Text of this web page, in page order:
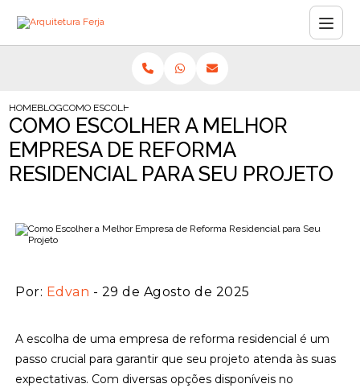
HOMEBLOGCOMO ESCOLHER A MELHOR EMPRESA DE REFORMA
COMO ESCOLHER A MELHOR
EMPRESA DE REFORMA
RESIDENCIAL PARA SEU PROJETO
Por: Edvan - 29 de Agosto de 2025
A escolha de uma empresa de reforma residencial é um
passo crucial para garantir que seu projeto atenda às suas
expectativas. Com diversas opções disponíveis no